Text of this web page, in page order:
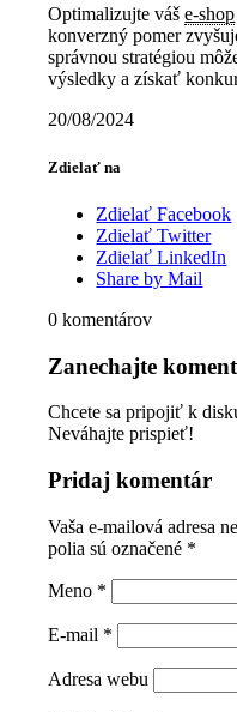
Optimalizujte váše-shop
konverzný pomer
správnou stratégiou
výsledky a získať
20/08/2024
Zdielať na
Zdielať Facebook
Zdielať Twitter
Zdielať LinkedIn
Share by Mail
0 komentárov
Zanechajte
Chcete sa pripojiť k
Neváhajte prispieť!
Pridaj komentár
Vaša e-mailová adresa
polia sú označené *
Meno *
E-mail *
Adresa webu